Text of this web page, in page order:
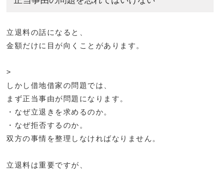
立退料の話になると、
金額だけに目が向くことがあります。
>
しかし借地借家の問題では、
まず正当事由が問題になります。
・なぜ立退きを求めるのか。
・なぜ拒否するのか。
双方の事情を整理しなければなりません。
立退料は重要ですが、